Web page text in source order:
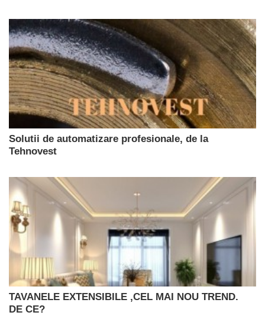
Solutii de automatizare profesionale, de la
Tehnovest
TAVANELE EXTENSIBILE ,CEL MAI NOU TREND.
DE CE?